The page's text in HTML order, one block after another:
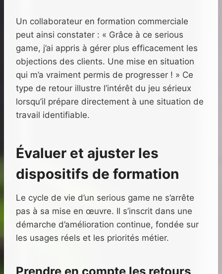
Un collaborateur en formation commerciale
peut ainsi constater : « Grâce à ce serious
game, j’ai appris à gérer plus efficacement les
objections des clients. Une mise en situation
qui m’a vraiment permis de progresser ! » Ce
type de retour illustre l’intérêt du jeu sérieux
lorsqu’il prépare directement à une situation de
travail identifiable.
Évaluer et ajuster les
dispositifs de formation
Le cycle de vie d’un serious game ne s’arrête
pas à sa mise en œuvre. Il s’inscrit dans une
démarche d’amélioration continue, fondée sur
les usages réels et les priorités métier.